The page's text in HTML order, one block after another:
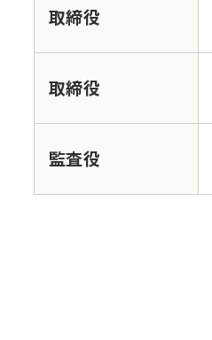
取締役
取締役
監査役